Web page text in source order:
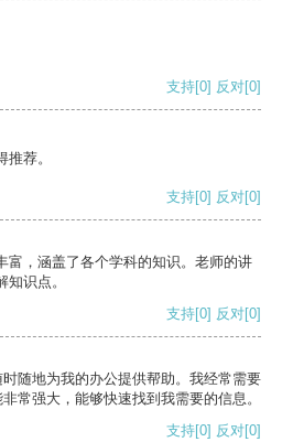
支持[0] 反对[0]
荐。
支持[0] 反对[0]
富，涵盖了各个学科的知识。老师的讲
识点。
支持[0] 反对[0]
随地为我的办公提供帮助。我经常需要
常强大，能够快速找到我需要的信息。
支持[0] 反对[0]